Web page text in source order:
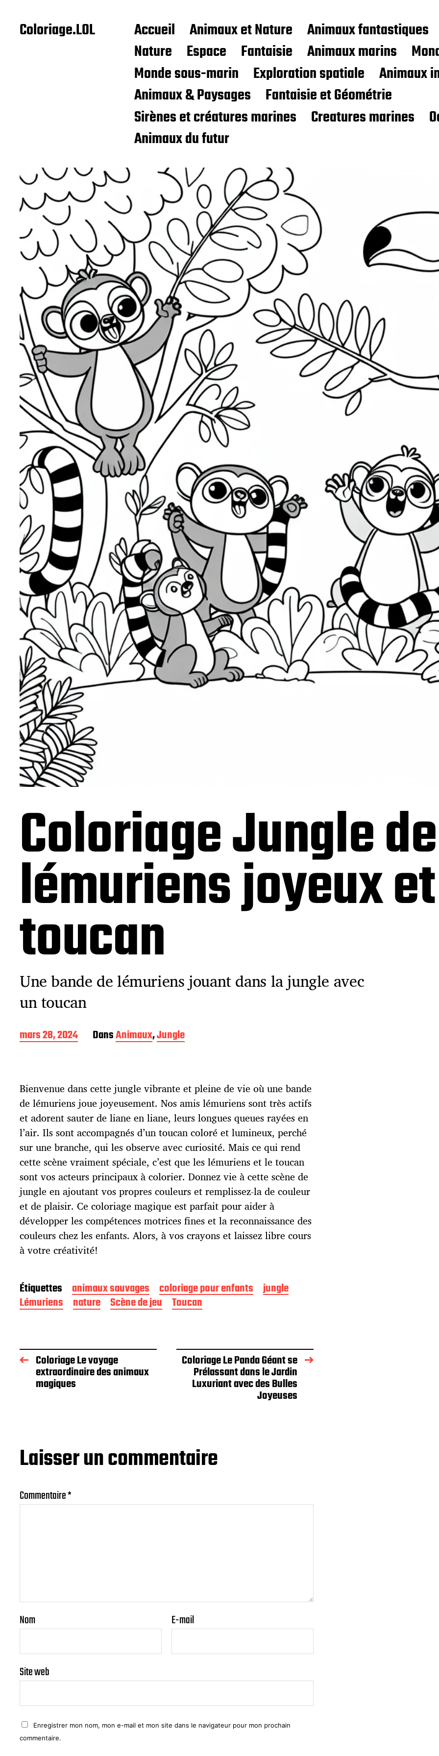
Coloriage.LOL Accueil Animaux et Nature Animaux fantastiques
Nature
Espace Fantaisie Animaux marins
Monde sous-marin
Exploration spatiale
Animaux
Animaux & Paysages
Fantaisie et Géométrie
Sirènes et créatures marines
Creatures marines
Animaux du futur
Coloriage Jungle de
lémuriens joyeux
toucan
Une bande de lémuriens jouant dans la jungle avec
un toucan
D
a
e
p
u
b
l
i
c
a
t
i
o
n
mars 28, 2024 DansAnimaux,Jungle
Bienvenue dans cette jungle vibrante et pleine de vie où une bande
de lémuriens joue joyeusement. Nos amis lémuriens sont très actifs
et adorent sauter de liane en liane, leurs longues queues rayées en
l’air. Ils sont accompagnés d’un toucan coloré et lumineux, perché
sur une branche, qui les observe avec curiosité. Mais ce qui rend
cette scène vraiment spéciale, c’est que les lémuriens et le toucan
sont vos acteurs principaux à colorier. Donnez vie à cette scène de
jungle en ajoutant vos propres couleurs et remplissez-la de couleur
et de plaisir. Ce coloriage magique est parfait pour aider à
développer les compétences motrices fines et la reconnaissance des
couleurs chez les enfants. Alors, à vos crayons et laissez libre cours
à votre créativité!
Étiquettes animaux sauvages coloriage pour enfants
jungle
Lémuriens
nature Scène de jeu Toucan
Coloriage Le voyage
extraordinaire des animaux
magiques
Coloriage Le Panda Géant se
Prélassant dans le Jardin
Luxuriant avec des Bulles
Joyeuses
Laisser un commentaire
Commentaire*
Nom E-mail
Site web
Enregistrer mon nom, mon e-mail et mon site dans le navigateur pour mon prochain
commentaire.